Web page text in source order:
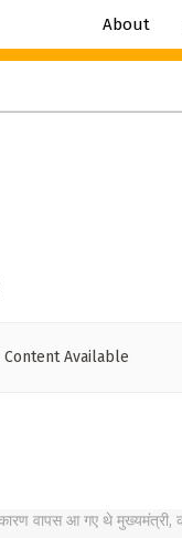
About
Content Available